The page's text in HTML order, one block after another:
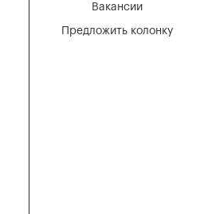
Вакансии
Предложить колонку